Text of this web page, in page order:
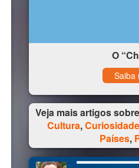
O
Saiba
Veja mais artigos sobre
Cultura,
Países,